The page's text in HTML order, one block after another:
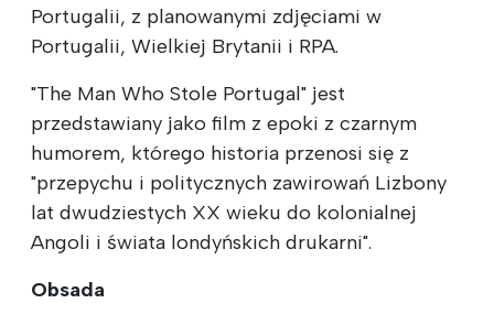
Portugalii, z planowanymi zdjęciami w
Portugalii, Wielkiej Brytanii i RPA.
"The Man Who Stole Portugal" jest
przedstawiany jako film z epoki z czarnym
humorem, którego historia przenosi się z
"przepychu i politycznych zawirowań Lizbony
lat dwudziestych XX wieku do kolonialnej
Angoli i świata londyńskich drukarni".
Obsada